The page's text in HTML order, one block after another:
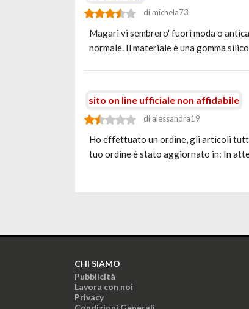
di michela73
Magari vi sembrero' fuori moda o
normale. Il materiale è una gomma
sito on line ufficiale non affidabile
di alessandra19
Ho effettuato un ordine, gli articoli tutti
tuo ordine è stato aggiornato in: In
CHI SIAMO
Pubblicità
Lavora con noi
Privacy